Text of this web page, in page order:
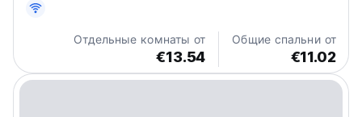
скальными образованиями и пещерами.
Отдельные комнаты от
€13.54
Общие спальни от
€11.02